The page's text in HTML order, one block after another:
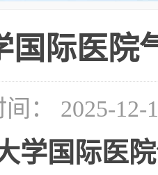
国际医院
间： 2025-
学国际医